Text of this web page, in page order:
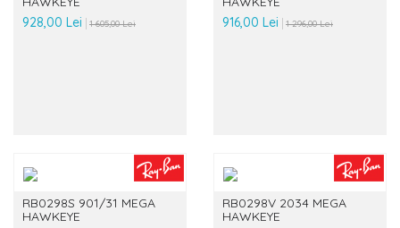
928,00 Lei
1 605,00 Lei
916,00 Lei
1 296,00 Lei
RB0298S 901/31 MEGA
HAWKEYE
RB0298V 2034 MEGA
HAWKEYE